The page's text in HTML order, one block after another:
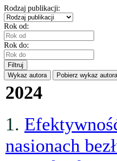
Rodzaj publikacji:
Rok od:
Rok do:
Filtruj
Wykaz autora
Pobierz wykaz autora
2024
1.
nasionach